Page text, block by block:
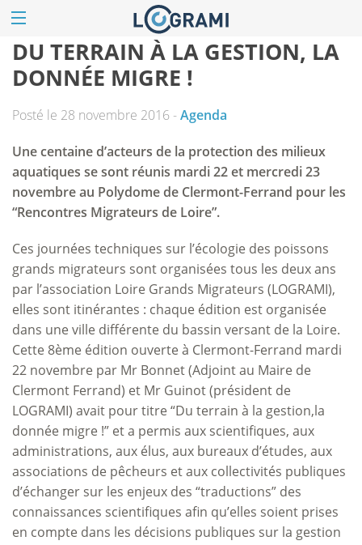
DU TERRAIN À LA GESTION, LA
DONNÉE MIGRE !
Posté le 28 novembre 2016 -Agenda
Une centaine d’acteurs de la protection des milieux
aquatiques se sont réunis mardi 22 et mercredi 23
novembre au Polydome de Clermont-Ferrand pour les
“Rencontres Migrateurs de Loire”.
Ces journées techniques sur l’écologie des poissons
grands migrateurs sont organisées tous les deux ans
par l’association Loire Grands Migrateurs (LOGRAMI),
elles sont itinérantes : chaque édition est organisée
dans une ville différente du bassin versant de la Loire.
Cette 8ème édition ouverte à Clermont-Ferrand mardi
22 novembre par Mr Bonnet (Adjoint au Maire de
Clermont Ferrand) et Mr Guinot (président de
LOGRAMI) avait pour titre “Du terrain à la gestion,la
donnée migre !” et a permis aux scientifiques, aux
administrations, aux élus, aux bureaux d’études, aux
associations de pêcheurs et aux collectivités publiques
d’échanger sur les enjeux des “traductions” des
connaissances scientifiques afin qu’elles soient prises
en compte dans les décisions publiques sur la gestion